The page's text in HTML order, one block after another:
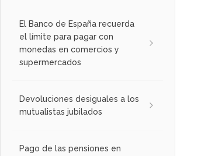
El Banco de España recuerda
el límite para pagar con
monedas en comercios y
supermercados
Devoluciones desiguales a los
mutualistas jubilados
Pago de las pensiones en